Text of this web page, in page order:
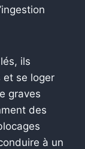
ils
et se loger
graves
des
à un